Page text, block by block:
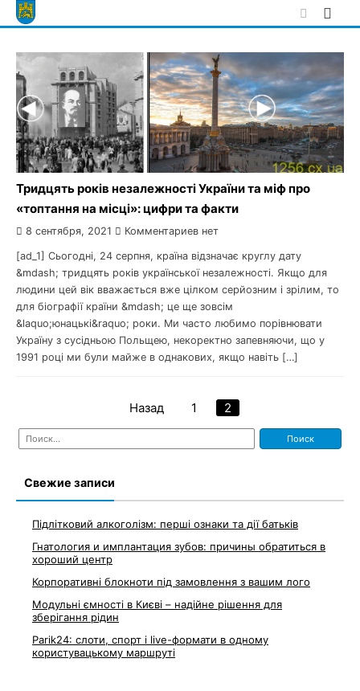
Skip
to
Тридцять років незалежності України та міф про
«топтання на місці»: цифри та факти
8 сентября, 2021 Комментариев нет
[ad_1] Сьогодні, 24 серпня, країна відзначає круглу дату
&mdash; тридцять років української незалежності. Якщо для
людини цей вік вважається вже цілком серйозним і зрілим, то
для біографії країни &mdash; це ще зовсім
&laquo;юнацькі&raquo; роки. Ми часто любимо порівнювати
Україну з сусідньою Польщею, некоректно запевняючи, що у
1991 році ми були майже в однакових, якщо навіть […]
Навигация
по
Назад 1 2
Найти:
Свежие записи
Підлітковий алкоголізм: перші ознаки та дії батьків
Гнатология и имплантация зубов: причины обратиться в
хороший центр
Корпоративні блокноти під замовлення з вашим лого
Модульні ємності в Києві – надійне рішення для
зберігання рідин
Parik24: слоти, спорт і live-формати в одному
користувацькому маршруті